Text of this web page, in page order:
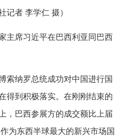
记者 李学仁 摄）
主席习近平在巴西利亚同巴西
索纳罗总统成功对中国进行国
得到积极落实。在刚刚结束的
，巴西参展方的成交额比上届
为东西半球最大的新兴市场国